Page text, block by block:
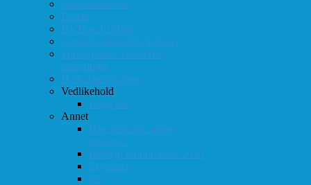
Grasrotandelen
Linker
DVD-er til utlån
Virtuell sjakklubb (lichess)
Førsteplasser i eksterne
turneringer
Hedersbevisninger
Vedlikehold
Logg inn
Annet
Ikke helt som andre
muséer...
Intervju klubbmester 2013
Skjemaer
test